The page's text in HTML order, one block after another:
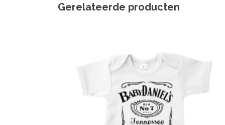
Gerelateerde producten